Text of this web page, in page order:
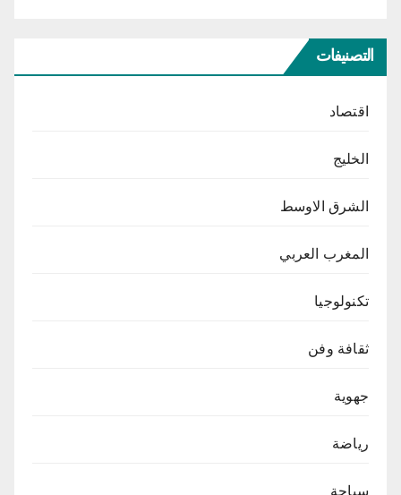
التصنيفات
اقتصاد
الخليج
الشرق الاوسط
المغرب العربي
تكنولوجيا
ثقافة وفن
جهوية
رياضة
سياحة